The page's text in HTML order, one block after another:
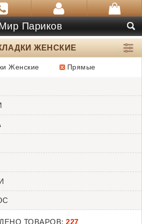
Париков
ЖЕНСКИЕ
Женские Прямые
ТОВАРОВ: 227